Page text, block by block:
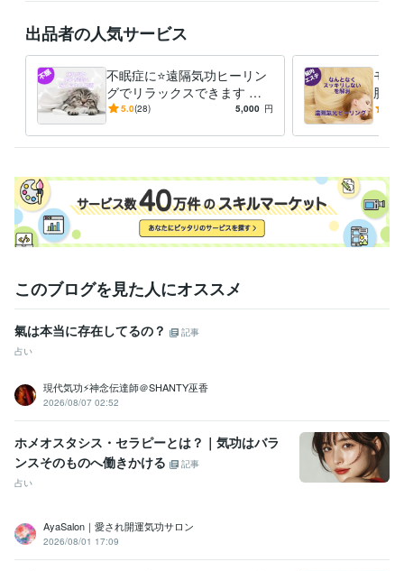
光氣道師範代 取得年 : 2019年
得意分野
占い 気功施術、遠隔気功、気功講師
不眠 ウツ 不調 ダルイ
悩み相談・カウンセリング 精神の不安、身体の不安、恋愛・不倫
恋愛 仕事 ウツ 不眠 不安
出品者の人気サービス
不眠症に⭐️遠隔気功ヒーリン
グでリラックスできます 遠
隔気功ヒーリングでスッキリ
5.0(28) 5,000 円
モヤ
脳内
気功
このブログを見た人にオススメ
氣は本当に存在してるの？
記事
占い
現代気功⚡神念伝達師＠SHANTY巫香
2026/08/07 02:52
ホメオスタシス・セラピーとは？｜気功はバラ
ンスそのものへ働きかける
記事
占い
AyaSalon｜愛され開運気功サロン
2026/08/01 17:09